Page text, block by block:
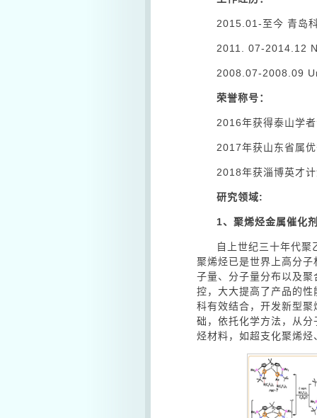
2015.01-至今 青岛
2011. 07-2014.12
2008.07-2008.09
荣誉称号：
2016年获得泰山学
2017年获山东省属
2018年获淄博英才
研究领域:
1、聚烯烃金属催化
自上世纪三十年代
聚烯烃已是世界上高分
子量、分子量分布以及
控，大大提高了产品的
科有效结合，开发新型
础，依托化学方法，从
烃材料，如超支化聚烯